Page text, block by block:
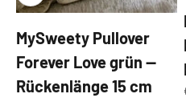
MySweety Pullover
Forever Love grün —
Rückenlänge 15 cm